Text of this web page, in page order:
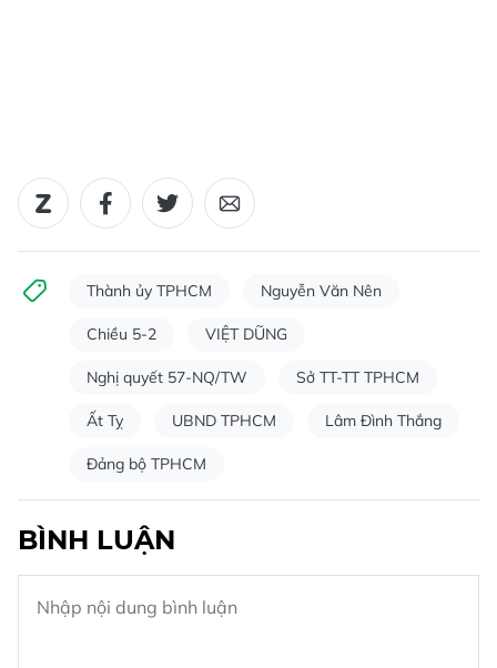
Thành ủy TPHCM Nguyễn Văn Nên
Chiều 5-2 VIỆT DŨNG
Nghị quyết 57-NQ/TW Sở TT-TT TPHCM
Ất Tỵ UBND TPHCM Lâm Đình Thắng
Đảng bộ TPHCM
BÌNH LUẬN